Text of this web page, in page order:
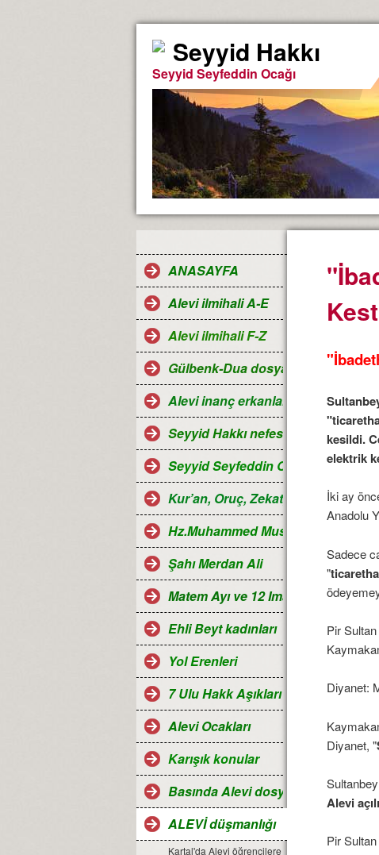
Seyyid Hakkı
Seyyid Seyfeddin Ocağı
ANASAYFA
Alevi ilmihali A-E
Alevi ilmihali F-Z
Gülbenk-Dua dosyası
Alevi inanç erkanları
Seyyid Hakkı nefesleri
Seyyid Seyfeddin Ocağı...
Kur’an, Oruç, Zekat, Hac ve
Hz.Muhammed Mustafa
Şahı Merdan Ali
Matem Ayı ve 12 Imamlar
Ehli Beyt kadınları
Yol Erenleri
7 Ulu Hakk Aşıkları ve Halk ozanları
Alevi Ocakları
Karışık konular
Basında Alevi dosyaları
ALEVİ düşmanlığı
Kartal'da Alevi öğrencilere saldırılar protesto edildi
kesildi.
elektrik
İki ay
Anadolu
Sadece
"
Pir
Diyanet:
Diyanet, "
Alevi
Pir